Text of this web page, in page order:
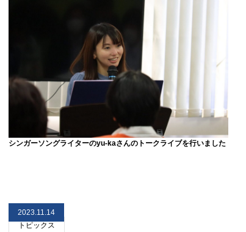
シンガーソングライターのyu-kaさんのトークライブを行いました
トピックス
2023.11.14